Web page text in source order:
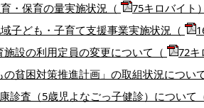
・保育の量実施状況（ 75キロバイト）
子ども・子育て支援事業実施状況（
設の利用定員の変更について（ 72キ
の貧困対策推進計画」の取組状況につい
診査（5歳児よなごっ子健診）について